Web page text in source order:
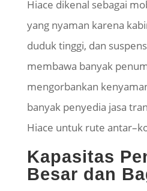
Hiace dikenal sebagai
yang nyaman karena
duduk tinggi, dan
membawa banyak
mengorbankan
banyak penyedia jasa
Hiace untuk rute
Kapasitas
Besar dan